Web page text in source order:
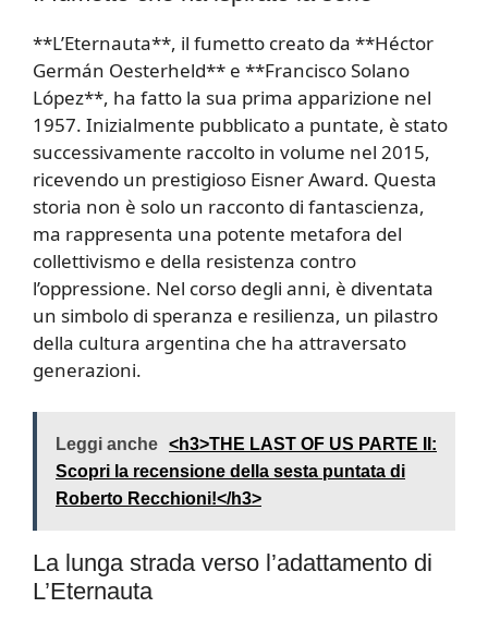
**L’Eternauta**, il fumetto creato da **Héctor
Germán Oesterheld** e **Francisco Solano
López**, ha fatto la sua prima apparizione nel
1957. Inizialmente pubblicato a puntate, è stato
successivamente raccolto in volume nel 2015,
ricevendo un prestigioso Eisner Award. Questa
storia non è solo un racconto di fantascienza,
ma rappresenta una potente metafora del
collettivismo e della resistenza contro
l’oppressione. Nel corso degli anni, è diventata
un simbolo di speranza e resilienza, un pilastro
della cultura argentina che ha attraversato
generazioni.
Leggi anche <h3>THE LAST OF US PARTE II:
Scopri la recensione della sesta puntata di
Roberto Recchioni!</h3>
La lunga strada verso l’adattamento di
L’Eternauta